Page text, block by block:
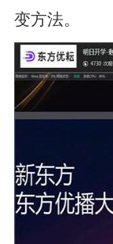
变方法。